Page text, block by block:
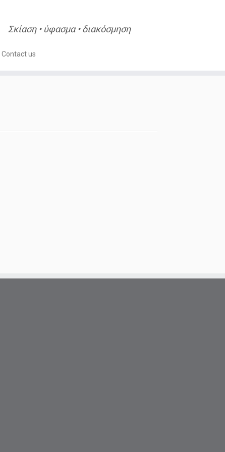
Σκίαση • ύφασμα • διακόσμηση
Contact us